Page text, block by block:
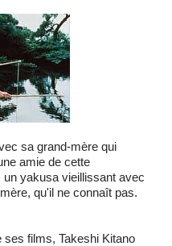
amie de cette
yakusa vieillissant avec
qu'il ne connaît pas.
ses films, Takeshi Kitano